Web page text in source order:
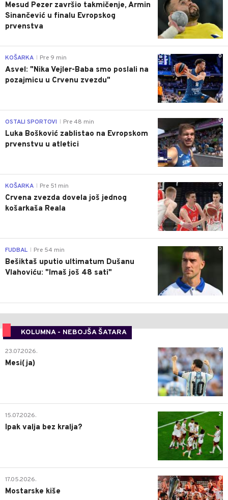
Mesud Pezer završio takmičenje, Armin
Sinančević u finalu Evropskog
prvenstva
0
KOŠARKA Pre 9 min
Asvel: "Nika Vejler-Baba smo poslali na
pozajmicu u Crvenu zvezdu"
0
OSTALI SPORTOVI Pre 48 min
Luka Bošković zablistao na Evropskom
prvenstvu u atletici
0
KOŠARKA Pre 51 min
Crvena zvezda dovela još jednog
košarkaša Reala
0
FUDBAL Pre 54 min
Bešiktaš uputio ultimatum Dušanu
Vlahoviću: "Imaš još 48 sati"
KOLUMNA - NEBOJŠA ŠATARA
0
23.07.2026.
Mesi(ja)
2
15.07.2026.
Ipak valja bez kralja?
0
17.05.2026.
Mostarske kiše